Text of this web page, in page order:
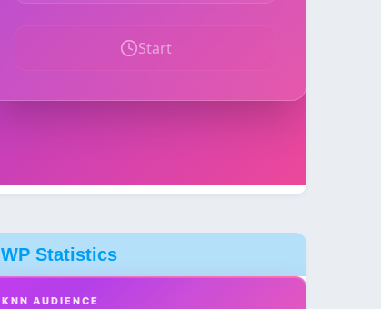
WP Statistics
KNN AUDIENCE